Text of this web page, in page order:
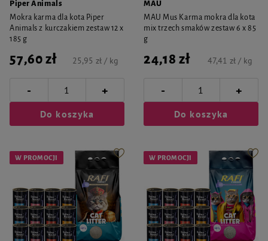
Piper Animals
Mokra karma dla kota Piper
Animals z kurczakiem zestaw 12 x
185 g
57,60 zł 25,95 zł / kg
- +
Do koszyka
MAU
MAU Mus Karma mokra dla kota
mix trzech smaków zestaw 6 x 85
g
24,18 zł 47,41 zł / kg
- +
Do koszyka
W PROMOCJI W PROMOCJI